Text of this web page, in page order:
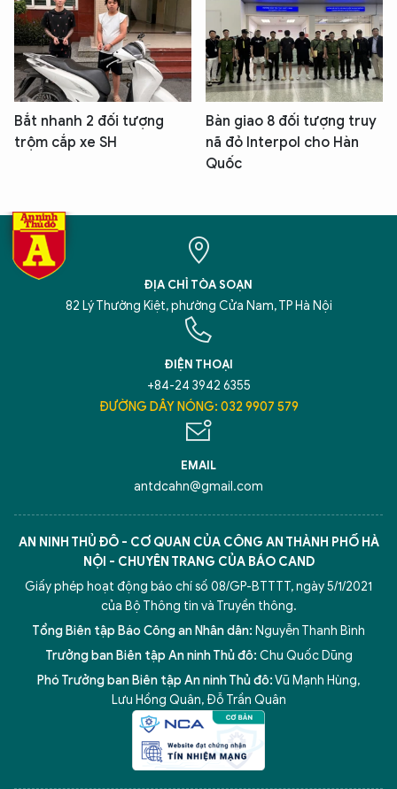
Bắt nhanh 2 đối tượng
trộm cắp xe SH
Bàn giao 8 đối tượng truy
nã đỏ Interpol cho Hàn
Quốc
ĐỊA CHỈ TÒA SOẠN
82 Lý Thường Kiệt, phường Cửa Nam, TP Hà Nội
ĐIỆN THOẠI
+84-24 3942 6355
ĐƯỜNG DÂY NÓNG: 032 9907 579
EMAIL
antdcahn@gmail.com
AN NINH THỦ ĐÔ - CƠ QUAN CỦA CÔNG AN THÀNH PHỐ HÀ
NỘI - CHUYÊN TRANG CỦA BÁO CAND
Giấy phép hoạt động báo chí số 08/GP-BTTTT, ngày 5/1/2021
của Bộ Thông tin và Truyền thông.
Tổng Biên tập Báo Công an Nhân dân: Nguyễn Thanh Bình
Trưởng ban Biên tập An ninh Thủ đô: Chu Quốc Dũng
Phó Trưởng ban Biên tập An ninh Thủ đô:Vũ Mạnh Hùng,
Lưu Hồng Quân, Đỗ Trần Quân
5 điểm nghẽn của Hà Nội giải pháp xử lý điểm nghẽn của